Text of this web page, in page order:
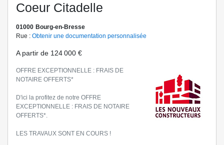
Coeur Citadelle
01000 Bourg-en-Bresse
Rue : Obtenir une documentation personnalisée
A partir de 124 000 €
OFFRE EXCEPTIONNELLE : FRAIS DE
NOTAIRE OFFERTS*
D'ici la profitez de notre OFFRE
EXCEPTIONNELLE : FRAIS DE NOTAIRE
OFFERTS*.
LES TRAVAUX SONT EN COURS !